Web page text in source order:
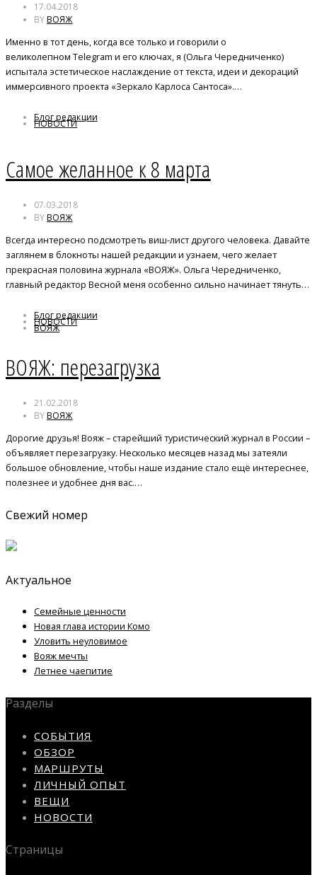
17.04.2018
BYВОЯЖ
Именно в тот день, когда все только и говорили о
великолепном Telegram и его ключах, я (Ольга Чередниченко)
испытала эстетическое наслаждение от текста, идеи и декораций
иммерсивного проекта «Зеркало Карлоса Сантоса».…
НОВОСТИ
Блог редакции
Самое желанное к 8 марта
07.03.2018
BYВОЯЖ
Всегда интересно подсмотреть виш-лист другого человека. Давайте
заглянем в блокноты нашей редакции и узнаем, чего желает
прекрасная половина журнала «ВОЯЖ». Ольга Чередниченко,
главный редактор Весной меня особенно сильно начинает тянуть…
НОВОСТИ
Блог редакции
ВОЯЖ
ВОЯЖ: перезагрузка
21.02.2018
BYВОЯЖ
Дорогие друзья! Вояж – старейший туристический журнал в России –
объявляет перезагрузку. Несколько месяцев назад мы затеяли
большое обновление, чтобы наше издание стало ещё интереснее,
полезнее и удобнее дня вас.…
Свежий номер
Актуальное
Семейные ценности
Новая глава истории Комо
Уловить неуловимое
Вояж мечты
Летнее чаепитие
Разделы
СОБЫТИЯ
ОБЗОР
МАРШРУТЫ
ЛИЧНЫЙ ОПЫТ
ВЕЩИ
НОВОСТИ
Страницы